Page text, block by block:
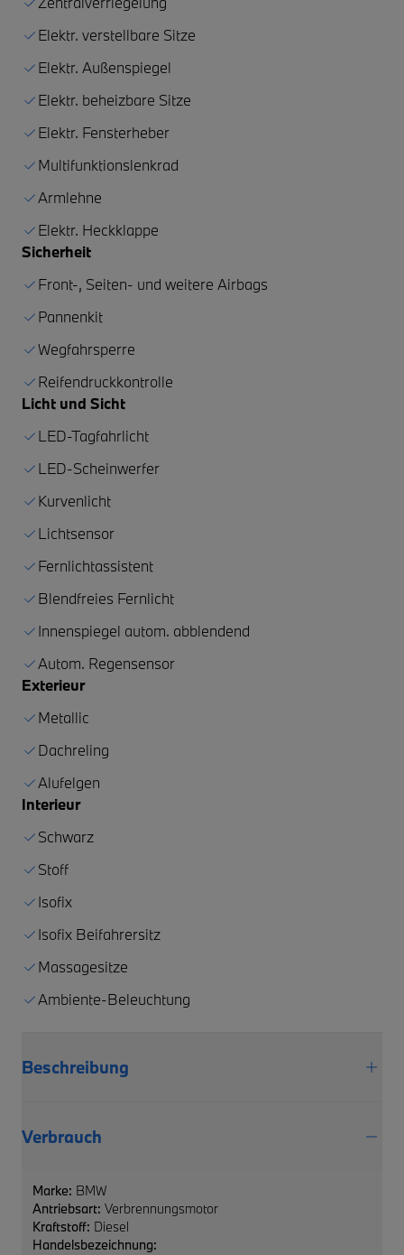
Elektr. verstellbare Sitze
Elektr. Außenspiegel
Elektr. beheizbare Sitze
Elektr. Fensterheber
Multifunktionslenkrad
Armlehne
Elektr. Heckklappe
Sicherheit
Front-, Seiten- und weitere Airbags
Pannenkit
Wegfahrsperre
Reifendruckkontrolle
Licht und Sicht
LED-Tagfahrlicht
LED-Scheinwerfer
Kurvenlicht
Lichtsensor
Fernlichtassistent
Blendfreies Fernlicht
Innenspiegel autom. abblendend
Autom. Regensensor
Exterieur
Metallic
Dachreling
Alufelgen
Interieur
Schwarz
Stoff
Isofix
Isofix Beifahrersitz
Massagesitze
Ambiente-Beleuchtung
Beschreibung
Verbrauch
Marke: BMW
Antriebsart: Verbrennungsmotor
Kraftstoff: Diesel
Handelsbezeichnung: